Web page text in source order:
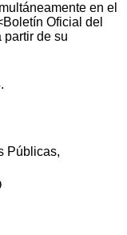
en el
Oficial del
partir de su
Públicas,